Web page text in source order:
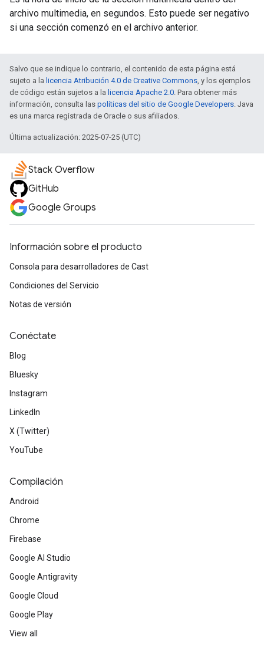
archivo multimedia, en segundos. Esto puede ser negativo
si una sección comenzó en el archivo anterior.
Salvo que se indique lo contrario, el contenido de esta página está
sujeto a la licencia Atribución 4.0 de Creative Commons, y los ejemplos
de código están sujetos a la licencia Apache 2.0. Para obtener más
información, consulta las políticas del sitio de Google Developers. Java
es una marca registrada de Oracle o sus afiliados.
Última actualización: 2025-07-25 (UTC)
Stack Overflow
GitHub
Google Groups
Información sobre el producto
Consola para desarrolladores de Cast
Condiciones del Servicio
Notas de versión
Conéctate
Blog
Bluesky
Instagram
LinkedIn
X (Twitter)
YouTube
Compilación
Android
Chrome
Firebase
Google AI Studio
Google Antigravity
Google Cloud
Google Play
View all